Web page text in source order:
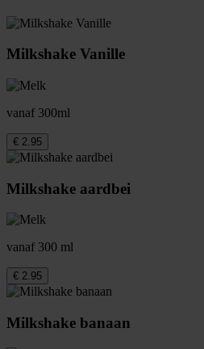
Milkshake Vanille
vanaf 300ml
€ 2.95
Milkshake aardbei
vanaf 300 ml
€ 2.95
Milkshake banaan